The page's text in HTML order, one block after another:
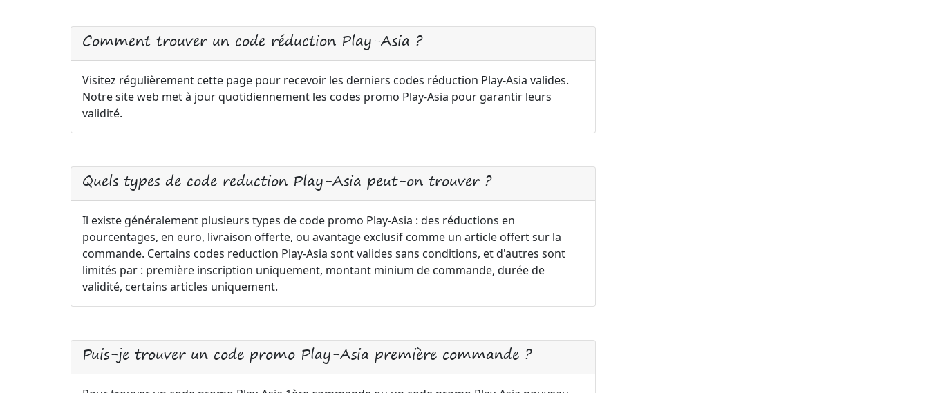
Comment trouver un code réduction Play-Asia ?
Visitez régulièrement cette page pour recevoir les derniers codes réduction Play-Asia valides.
Notre site web met à jour quotidiennement les codes promo Play-Asia pour garantir leurs
validité.
Quels types de code reduction Play-Asia peut-on trouver ?
Il existe généralement plusieurs types de code promo Play-Asia : des réductions en
pourcentages, en euro, livraison offerte, ou avantage exclusif comme un article offert sur la
commande. Certains codes reduction Play-Asia sont valides sans conditions, et d'autres sont
limités par : première inscription uniquement, montant minium de commande, durée de
validité, certains articles uniquement.
Puis-je trouver un code promo Play-Asia première commande ?